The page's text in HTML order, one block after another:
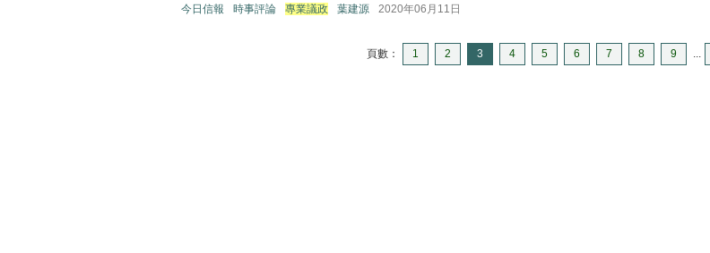
今日信報 時事評論 專業議政 葉建源 2020年06月11日
頁數： 1 2 3 4 5 6 7 8 9